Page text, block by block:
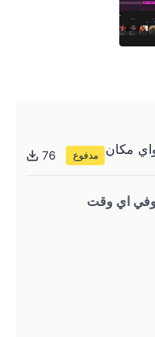
مكان مدفوع 76
وفي اي وقت